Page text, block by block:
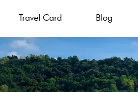
Travel Card Blog